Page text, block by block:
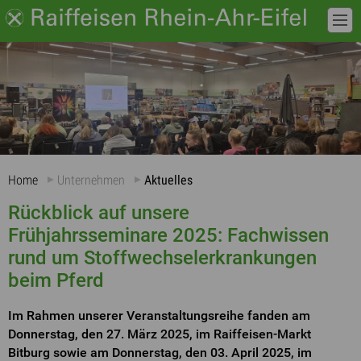
Home Unternehmen Aktuelles
Rückblick auf unsere
Frühjahrsseminare 2025: Fachwissen
rund um Stoffwechselerkrankungen
beim Pferd
Im Rahmen unserer Veranstaltungsreihe fanden am
Donnerstag, den 27. März 2025, im Raiffeisen-Markt
Bitburg sowie am Donnerstag, den 03. April 2025, im